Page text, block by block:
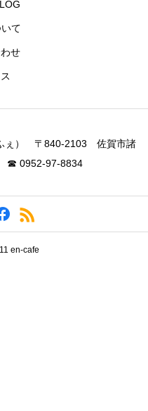
て
せ
ぇ） 〒840-2103 佐賀市諸
☎ 0952-97-8834
en-cafe